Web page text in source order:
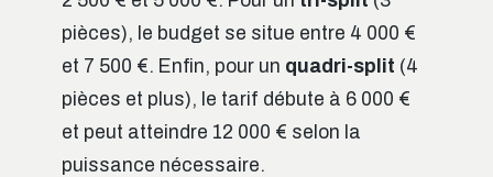
pièces), le budget se situe entre 4 000 €
et 7 500 €. Enfin, pour un quadri-split (4
pièces et plus), le tarif débute à 6 000 €
et peut atteindre 12 000 € selon la
puissance nécessaire.